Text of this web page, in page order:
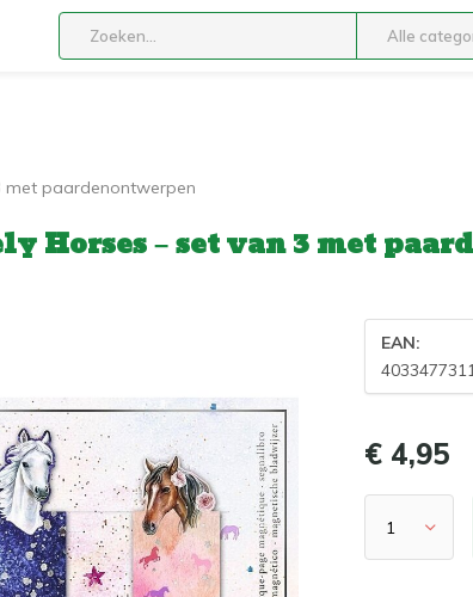
Alle
met paardenontwerpen
Horses – set van 3 met
EAN:
€ 4,95